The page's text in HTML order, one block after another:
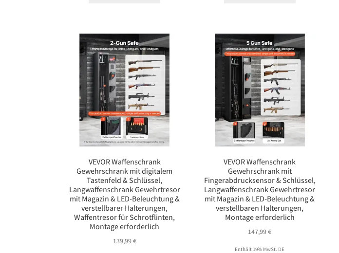
VEVOR Waffenschrank
Gewehrschrank mit digitalem
Tastenfeld & Schlüssel,
Langwaffenschrank Gewehrtresor
mit Magazin & LED-Beleuchtung &
verstellbarer Halterungen,
Waffentresor für Schrotflinten,
Montage erforderlich
139,99€
VEVOR Waffenschrank
Gewehrschrank mit
Fingerabdrucksensor & Schlüssel,
Langwaffenschrank Gewehrtresor
mit Magazin & LED-Beleuchtung &
verstellbaren Halterungen,
Montage erforderlich
147,99€
Enthält 19% MwSt. DE